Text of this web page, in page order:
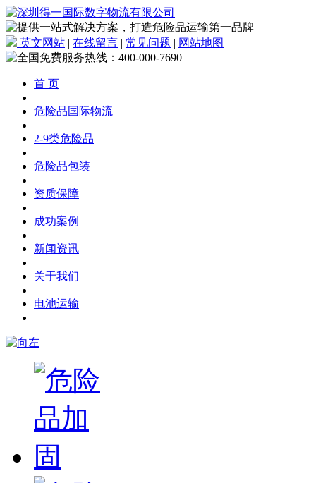
英文网站 | 在线留言 | 常见问题 | 网站地图
首 页
危险品国际物流
2-9类危险品
危险品包装
资质保障
成功案例
新闻资讯
关于我们
电池运输